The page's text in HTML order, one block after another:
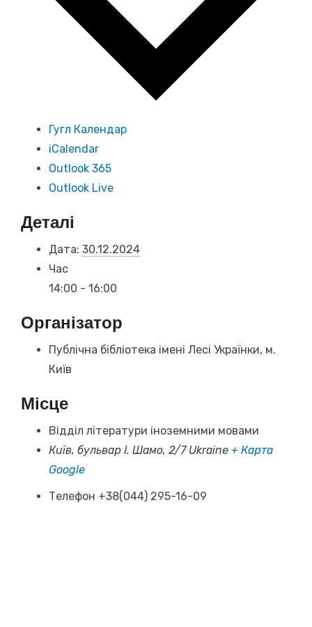
Гугл Календар
iCalendar
Outlook 365
Outlook Live
Деталі
Дата: 30.12.2024
Час
14:00 - 16:00
Організатор
Публічна бібліотека імені Лесі Українки, м.
Київ
Місце
Відділ літератури іноземними мовами
Київ, бульвар І. Шамо, 2/7 Ukraine + Карта
Google
Телефон +38(044) 295-16-09